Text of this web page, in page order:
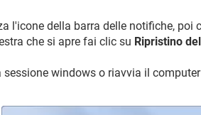
l'icone della barra delle notifiche, poi
che si apre fai clic su Ripristino
sessione windows o riavvia il computer